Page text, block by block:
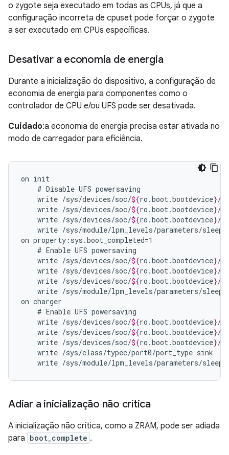
o zygote seja executado em todas as CPUs, já que a
configuração incorreta de cpuset pode forçar o zygote
a ser executado em CPUs específicas.
Desativar a economia de energia
Durante a inicialização do dispositivo, a configuração de
economia de energia para componentes como o
controlador de CPU e/ou UFS pode ser desativada.
Cuidado:a economia de energia precisa estar ativada no
modo de carregador para eficiência.
on
# Disable UFS
write /sys/devices/soc/${ro .boot.bootdevice}/
write /sys/devices/soc/${ro .boot.bootdevice}/
write /sys/devices/soc/${ro .boot.bootdevice}/
write /sys/module/lpm_levels/parameters/
on
# Enable UFS
write /sys/devices/soc/${ro .boot.bootdevice}/
write /sys/devices/soc/${ro .boot.bootdevice}/
write /sys/devices/soc/${ro .boot.bootdevice}/
write /sys/module/lpm_levels/parameters/
on
# Enable UFS
write /sys/devices/soc/${ro .boot.bootdevice}/
write /sys/devices/soc/${ro .boot.bootdevice}/
write /sys/devices/soc/${ro .boot.bootdevice}/
write /sys/class/typec/port0/port_type
write /sys/module/lpm_levels/parameters/
Adiar a inicialização não crítica
A inicialização não crítica, como a ZRAM, pode ser adiada
para boot_complete .